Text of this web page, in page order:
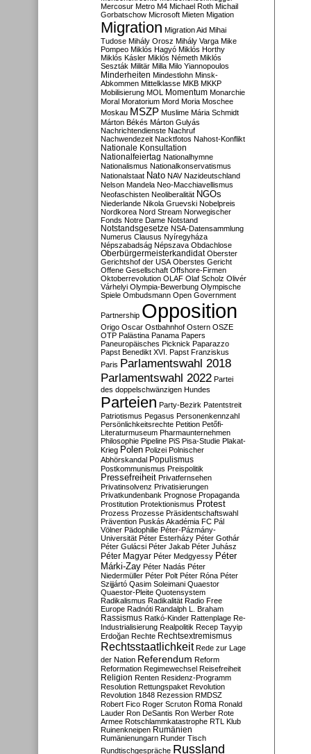
Mercosur Metro M4 Michael Roth Michail
Gorbatschow Microsoft Mieten Migation
Migration Migration Aid Mihai
Tudose Mihály Orosz Mihály Varga Mike
Pompeo Miklós Hagyó Miklós Horthy
Miklós Kásler Miklós Németh Miklós
Seszták Militär Milla Milo Yiannopoulos
Minderheiten Mindestlohn Minsk-
Abkommen Mittelklasse MKB MKKP
Mobilisierung MOL Momentum Monarchie
Moral Moratorium Mord Moria Moschee
Moskau MSZP Muslime Mária Schmidt
Márton Békés Márton Gulyás
Nachrichtendienste Nachruf
Nachwendezeit Nacktfotos Nahost-Konflikt
Nationale Konsultation
Nationalfeiertag Nationalhymne
Nationalismus Nationalkonservatismus
Nationalstaat Nato NAV Nazideutschland
Nelson Mandela Neo-Macchiavellismus
Neofaschisten Neoliberalität NGOs
Niederlande Nikola Gruevski Nobelpreis
Nordkorea Nord Stream Norwegischer
Fonds Notre Dame Notstand
Notstandsgesetze NSA-Datensammlung
Numerus Clausus Nyíregyháza
Népszabadság Népszava Obdachlose
Oberbürgermeisterkandidat Oberster
Gerichtshof der USA Oberstes Gericht
Offene Gesellschaft Offshore-Firmen
Oktoberrevolution OLAF Olaf Scholz Olivér
Várhelyi Olympia-Bewerbung Olympische
Spiele Ombudsmann Open Government
Partnership Opposition
Origo Oscar Ostbahnhof Ostern OSZE
OTP Palästina Panama Papers
Paneuropäisches Picknick Paparazzo
Papst Benedikt XVI. Papst Franziskus
Paris Parlamentswahl 2018
Parlamentswahl 2022 Partei
des doppelschwänzigen Hundes
Parteien Party-Bezirk Patentstreit
Patriotismus Pegasus Personenkennzahl
Persönlichkeitsrechte Petition Petőfi-
Literaturmuseum Pharmaunternehmen
Philosophie Pipeline PiS Pisa-Studie Plakat-
Krieg Polen Polizei Polnischer
Abhörskandal Populismus
Postkommunismus Preispolitik
Pressefreiheit Privatfernsehen
Privatinsolvenz Privatisierungen
Privatkundenbank Prognose Propaganda
Prostitution Protektionismus Protest
Prozess Prozesse Präsidentschaftswahl
Prävention Puskás Akadémia FC Pál
Völner Pädophilie Péter-Pázmány-
Universität Péter Esterházy Péter Gothár
Péter Gulácsi Péter Jakab Péter Juhász
Péter Magyar Péter Medgyessy Péter
Márki-Zay Péter Nadás Péter
Niedermüller Péter Polt Péter Róna Péter
Szijjártó Qasim Soleimani Quaestor
Quaestor-Pleite Quotensystem
Radikalismus Radikalität Radio Free
Europe Radnóti Randalph L. Braham
Rassismus Ratkó-Kinder Rattenplage Re-
Industrialisierung Realpolitik Recep Tayyip
Erdoğan Rechte Rechtsextremismus
Rechtsstaatlichkeit Rede zur Lage
der Nation Referendum Reform
Reformation Regimewechsel Reisefreiheit
Religion Renten Residenz-Programm
Resolution Rettungspaket Revolution
Revolution 1848 Rezession RMDSZ
Robert Fico Roger Scruton Roma Ronald
Lauder Ron DeSantis Ron Werber Rote
Armee Rotschlammkatastrophe RTL Klub
Ruinenkneipen Rumänien
Rumänienungarn Runder Tisch
Rundtischgespräche Russland